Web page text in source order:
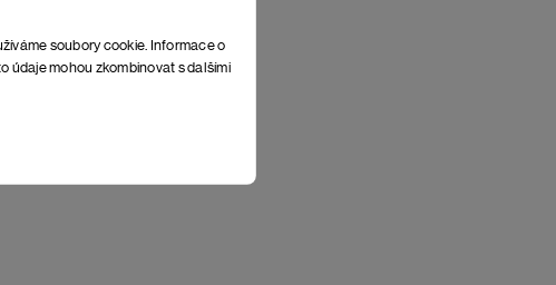
soubory cookie. Informace o
údaje mohou zkombinovat s dalšími